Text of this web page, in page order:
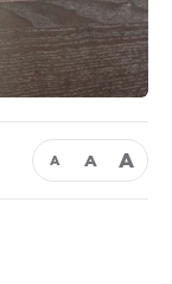
Α Α Α